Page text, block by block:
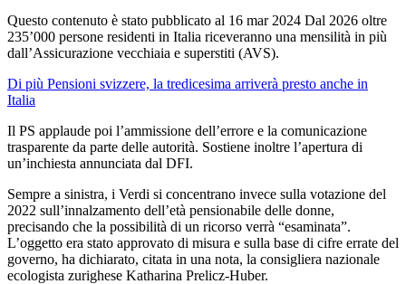
Questo contenuto è stato pubblicato al 16 mar 2024 Dal 2026 oltre
235’000 persone residenti in Italia riceveranno una mensilità in più
dall’Assicurazione vecchiaia e superstiti (AVS).
Di più Pensioni svizzere, la tredicesima arriverà presto anche in
Italia
Il PS applaude poi l’ammissione dell’errore e la comunicazione
trasparente da parte delle autorità. Sostiene inoltre l’apertura di
un’inchiesta annunciata dal DFI.
Sempre a sinistra, i Verdi si concentrano invece sulla votazione del
2022 sull’innalzamento dell’età pensionabile delle donne,
precisando che la possibilità di un ricorso verrà “esaminata”.
L’oggetto era stato approvato di misura e sulla base di cifre errate del
governo, ha dichiarato, citata in una nota, la consigliera nazionale
ecologista zurighese Katharina Prelicz-Huber.